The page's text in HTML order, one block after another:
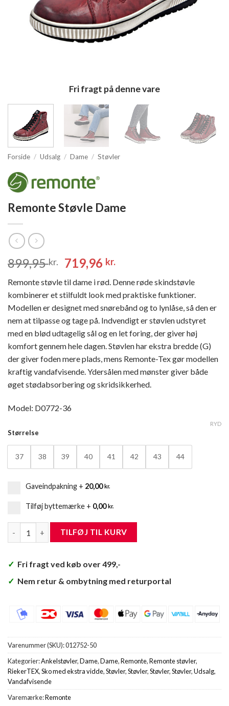
Fri fragt på denne vare
Forside / Udsalg / Dame / Støvler
Remonte Støvle Dame
899,95kr.
Den
oprindelige
pris
var:
899,95 kr..
719,96 kr.Den
pris
er:
719,96 kr..
Remonte støvle til dame i rød. Denne røde skindstøvle
kombinerer et stilfuldt look med praktiske funktioner.
Modellen er designet med snørebånd og to lynlåse, så den er
nem at tilpasse og tage på. Indvendigt er støvlen udstyret
med en blød udtagelig sål og en let foring, der giver høj
komfort gennem hele dagen. Støvlen har ekstra bredde (G)
der giver foden mere plads, mens Remonte-Tex gør modellen
kraftig vandafvisende. Ydersålen med mønster giver både
øget stødabsorbering og skridsikkerhed.
Model: D0772-36
Størrelse
37 38 39 40 41 42 43 44
RYD
Gaveindpakning + 20,00kr.
Tilføj byttemærke + 0,00kr.
Remonte Støvle Dame antal
TILFØJ TIL KURV
✓ Fri fragt ved køb over 499,-
✓ Nem retur & ombytning med returportal
Varenummer (SKU):012752-50
Kategorier:Ankelstøvler,Dame,Dame,Remonte,Remonte støvler,
RiekerTEX,Sko med ekstra vidde,Støvler,Støvler,Støvler,Støvler,Udsalg,
Vandafvisende
Varemærke:Remonte